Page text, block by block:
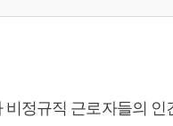
비정규직 근로자들의